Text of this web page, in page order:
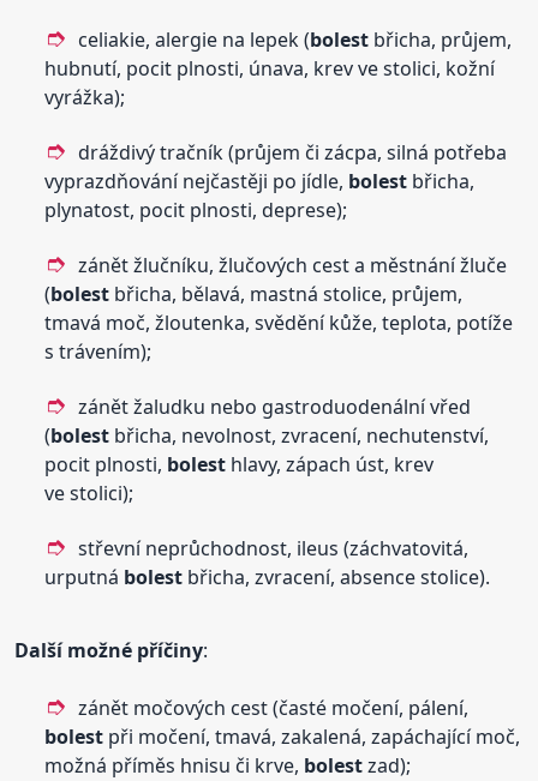
celiakie, alergie na lepek (bolest břicha, průjem,
hubnutí, pocit plnosti, únava, krev ve stolici, kožní
vyrážka);
dráždivý tračník (průjem či zácpa, silná potřeba
vyprazdňování nejčastěji po jídle, bolest břicha,
plynatost, pocit plnosti, deprese);
zánět žlučníku, žlučových cest a městnání žluče
(bolest břicha, bělavá, mastná stolice, průjem,
tmavá moč, žloutenka, svědění kůže, teplota, potíže
s trávením);
zánět žaludku nebo gastroduodenální vřed
(bolest břicha, nevolnost, zvracení, nechutenství,
pocit plnosti, bolest hlavy, zápach úst, krev
ve stolici);
střevní neprůchodnost, ileus (záchvatovitá,
urputná bolest břicha, zvracení, absence stolice).
Další možné příčiny:
zánět močových cest (časté močení, pálení,
bolest při močení, tmavá, zakalená, zapáchající moč,
možná příměs hnisu či krve, bolestzad);